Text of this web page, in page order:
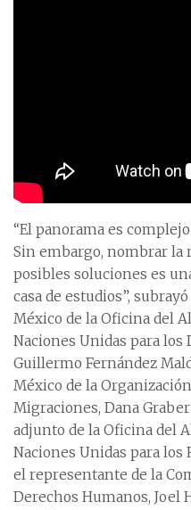
“El panorama es
Sin embargo, nombrar la
posibles soluciones es
casa de estudios”,
México de la Oficina del
Naciones Unidas para los
Guillermo Fernández
México de la
Migraciones, Dana
adjunto de la Oficina del
Naciones Unidas para los
el representante de la
Derechos Humanos, Joel